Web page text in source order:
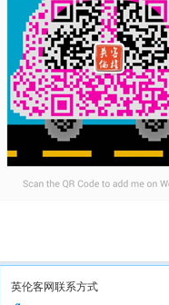
英伦客网联系方式